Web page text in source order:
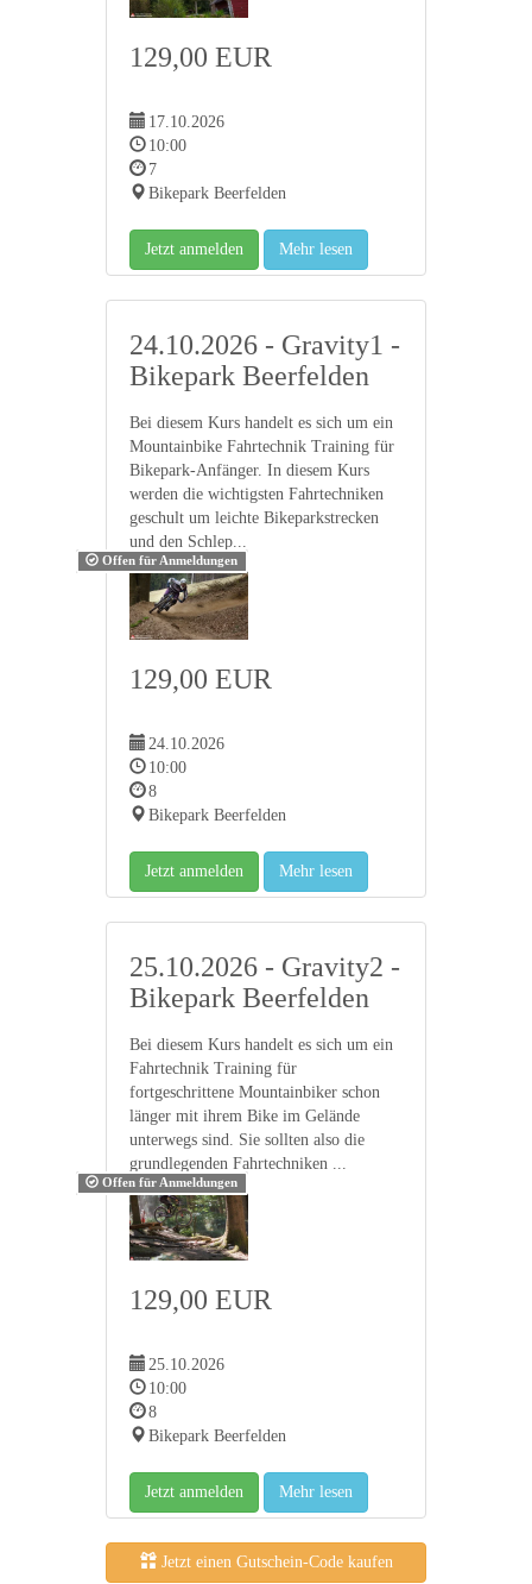
129,00 EUR
17.10.2026
10:00
7
Bikepark Beerfelden
Jetzt anmelden Mehr lesen
24.10.2026 - Gravity1 -
Bikepark Beerfelden
Bei diesem Kurs handelt es sich um ein
Mountainbike Fahrtechnik Training für
Bikepark-Anfänger. In diesem Kurs
werden die wichtigsten Fahrtechniken
geschult um leichte Bikeparkstrecken
und den Schlep...
Offen für Anmeldungen
129,00 EUR
24.10.2026
10:00
8
Bikepark Beerfelden
Jetzt anmelden Mehr lesen
25.10.2026 - Gravity2 -
Bikepark Beerfelden
Bei diesem Kurs handelt es sich um ein
Fahrtechnik Training für
fortgeschrittene Mountainbiker schon
länger mit ihrem Bike im Gelände
unterwegs sind. Sie sollten also die
grundlegenden Fahrtechniken ...
Offen für Anmeldungen
129,00 EUR
25.10.2026
10:00
8
Bikepark Beerfelden
Jetzt anmelden Mehr lesen
Jetzt einen Gutschein-Code kaufen